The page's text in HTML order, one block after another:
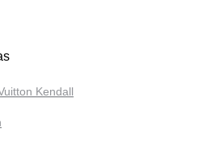
Kendall